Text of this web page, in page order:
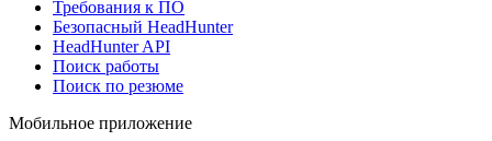
Требования к ПО
Безопасный HeadHunter
HeadHunter API
Поиск работы
Поиск по резюме
Мобильное приложение